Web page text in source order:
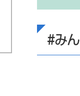
#み